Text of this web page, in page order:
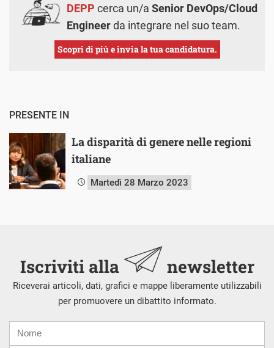
DEPP cerca un/a Senior DevOps/Cloud
Engineerda integrare nel suo team.
Scopri di più e invia la tua candidatura.
PRESENTE IN
La disparità di genere nelle regioni
italiane
Martedì 28 Marzo 2023
Iscriviti alla newsletter
Riceverai articoli, dati, grafici e mappe liberamente utilizzabili
per promuovere un dibattito informato.
mail